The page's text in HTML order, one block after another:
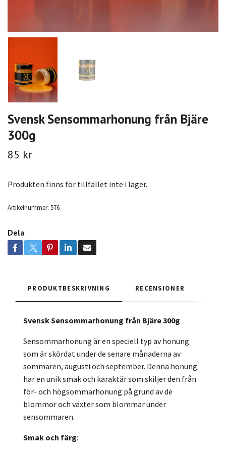
Svensk Sensommarhonung från Bjäre
300g
85 kr
Produkten finns för tillfället inte i lager.
Artikelnummer: 576
Dela
PRODUKTBESKRIVNING RECENSIONER
Svensk Sensommarhonung från Bjäre 300g
Sensommarhonung är en speciell typ av honung
som är skördat under de senare månaderna av
sommaren, augusti och september. Denna honung
har en unik smak och karaktär som skiljer den från
för- och högsommarhonung på grund av de
blommor och växter som blommar under
sensommaren.
Smak och färg: